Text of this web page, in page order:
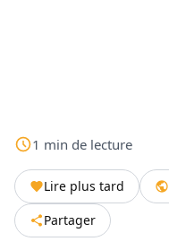
1 min de lecture
Lire plus tard
Partager